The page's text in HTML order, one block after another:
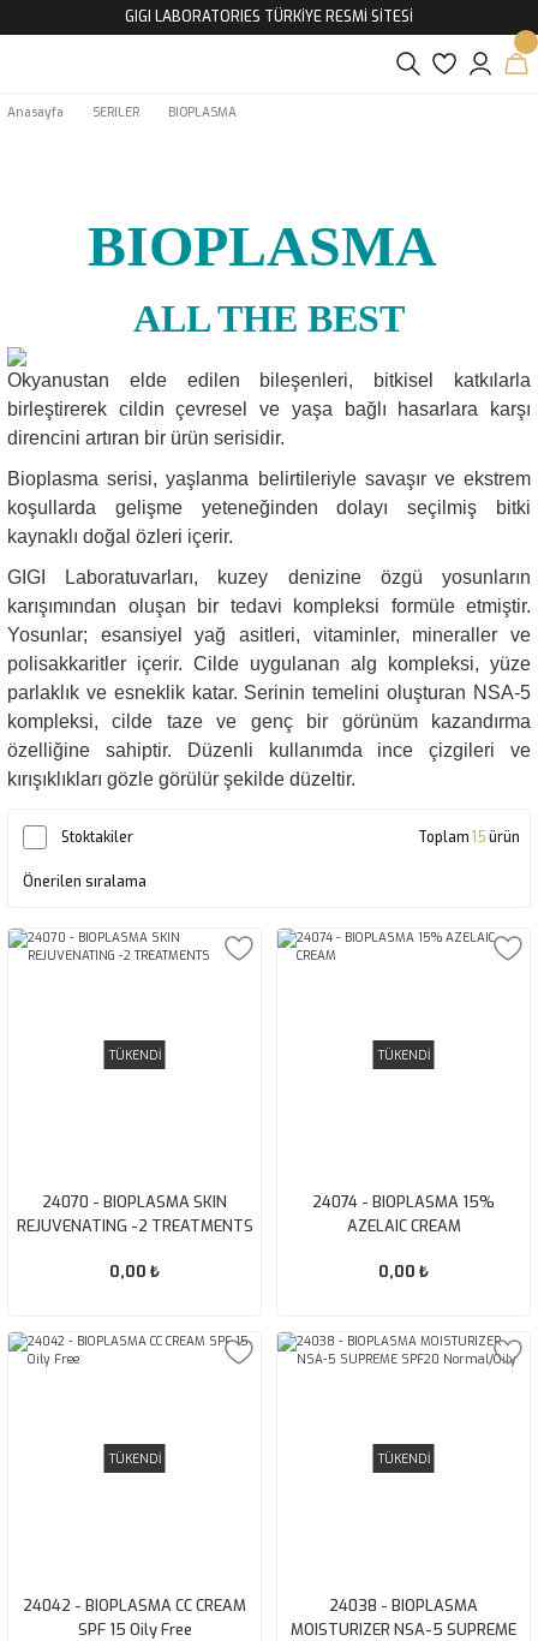
GIGI LABORATORIES TÜRKİYE RESMİ SİTESİ
Anasayfa SERILER BIOPLASMA
BIOPLASMA
ALL THE BEST
Okyanustan elde edilen bileşenleri, bitkisel katkılarla
birleştirerek cildin çevresel ve yaşa bağlı hasarlara karşı
direncini artıran bir ürün serisidir.
Bioplasma serisi, yaşlanma belirtileriyle savaşır ve ekstrem
koşullarda gelişme yeteneğinden dolayı seçilmiş bitki
kaynaklı doğal özleri içerir.
GIGI Laboratuvarları, kuzey denizine özgü yosunların
karışımından oluşan bir tedavi kompleksi formüle etmiştir.
Yosunlar; esansiyel yağ asitleri, vitaminler, mineraller ve
polisakkaritler içerir. Cilde uygulanan alg kompleksi, yüze
parlaklık ve esneklik katar. Serinin temelini oluşturan NSA-5
kompleksi, cilde taze ve genç bir görünüm kazandırma
özelliğine sahiptir. Düzenli kullanımda ince çizgileri ve
kırışıklıkları gözle görülür şekilde düzeltir.
Stoktakiler Toplam15ürün
TÜKENDİ
24070 - BIOPLASMA SKIN
REJUVENATING -2 TREATMENTS
0,00 ₺
TÜKENDİ
24074 - BIOPLASMA 15%
AZELAIC CREAM
0,00 ₺
TÜKENDİ
24042 - BIOPLASMA CC CREAM
SPF 15 Oily Free
TÜKENDİ
24038 - BIOPLASMA
MOISTURIZER NSA-5 SUPREME